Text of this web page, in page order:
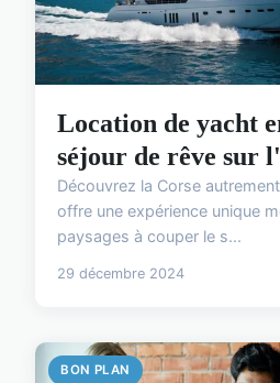
Location de yacht
séjour de rêve sur
Découvrez la Corse
offre une expérience unique
paysages à couper le s...
29 décembre 2024
BON PLAN